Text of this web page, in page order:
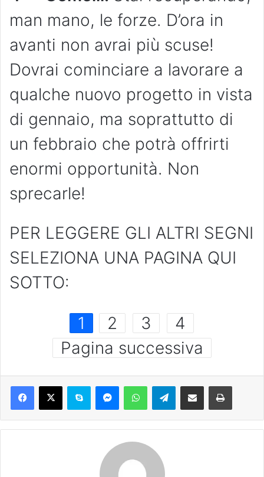
man mano, le forze. D’ora in
avanti non avrai più scuse!
Dovrai cominciare a lavorare a
qualche nuovo progetto in vista
di gennaio, ma soprattutto di
un febbraio che potrà offrirti
enormi opportunità. Non
sprecarle!
PER LEGGERE GLI ALTRI SEGNI
SELEZIONA UNA PAGINA QUI
SOTTO:
1 2 3
4
Pagina successiva